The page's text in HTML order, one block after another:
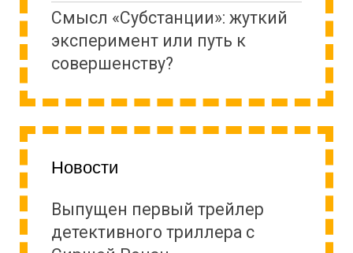
Cмысл «Субстанции»: жуткий
эксперимент или путь к
совершенству?
Новости
Выпущен первый трейлер
детективного триллера с